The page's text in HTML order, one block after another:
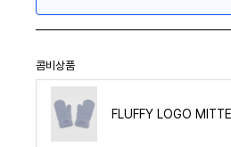
콤비상품
FLUFFY LOGO